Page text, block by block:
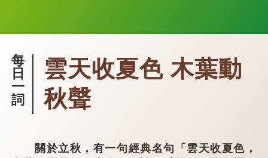
每
日
一
詞
雲天收夏色 木葉動
秋聲
關於立秋，有一句經典名句「雲天收夏色，